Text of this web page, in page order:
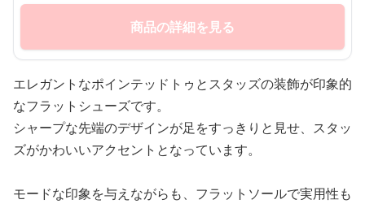
商品の詳細を見る
エレガントなポインテッドトゥとスタッズの装飾が印象的
なフラットシューズです。
シャープな先端のデザインが足をすっきりと見せ、スタッ
ズがかわいいアクセントとなっています。
モードな印象を与えながらも、フラットソールで実用性も